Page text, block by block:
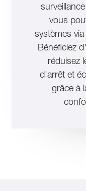
vous
systèmes
Bénéficiez
réduisez
d'arrêt et
grâce à